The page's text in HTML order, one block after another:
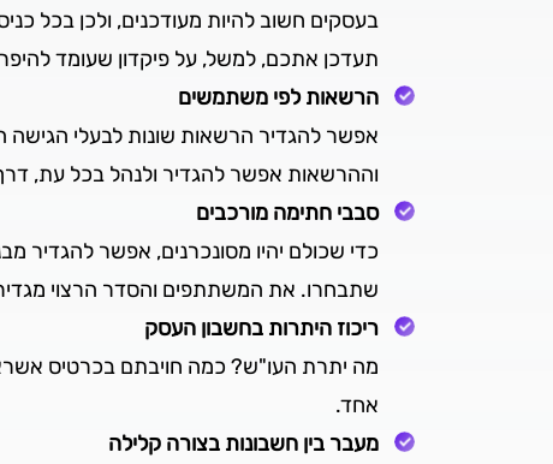
בעסקים חשוב להיות מעודכנים, ולכן בכל
תעדכן אתכם, למשל, על פיקדון שעומד
הרשאות לפי משתמשים
אפשר להגדיר הרשאות שונות לבעלי
וההרשאות אפשר להגדיר ולנהל בכל עת,
סבבי חתימה מורכבים
כדי שכולם יהיו מסונכרנים, אפשר
שתבחרו. את המשתתפים והסדר הרצוי
ריכוז היתרות בחשבון העסק
מה יתרת העו"ש? כמה חויבתם בכרטיס
אחד.
מעבר בין חשבונות בצורה קלילה